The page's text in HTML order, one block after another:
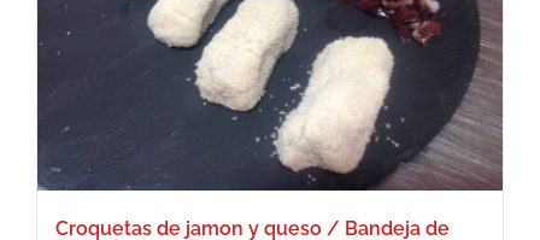
Croquetas de jamon y queso / Bandeja de